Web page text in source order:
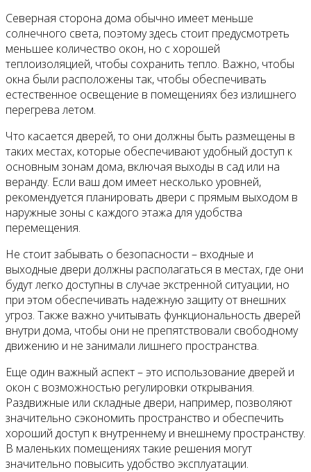
Северная сторона дома обычно имеет меньше
солнечного света, поэтому здесь стоит предусмотреть
меньшее количество окон, но с хорошей
теплоизоляцией, чтобы сохранить тепло. Важно, чтобы
окна были расположены так, чтобы обеспечивать
естественное освещение в помещениях без излишнего
перегрева летом.
Что касается дверей, то они должны быть размещены в
таких местах, которые обеспечивают удобный доступ к
основным зонам дома, включая выходы в сад или на
веранду. Если ваш дом имеет несколько уровней,
рекомендуется планировать двери с прямым выходом в
наружные зоны с каждого этажа для удобства
перемещения.
Не стоит забывать о безопасности – входные и
выходные двери должны располагаться в местах, где они
будут легко доступны в случае экстренной ситуации, но
при этом обеспечивать надежную защиту от внешних
угроз. Также важно учитывать функциональность дверей
внутри дома, чтобы они не препятствовали свободному
движению и не занимали лишнего пространства.
Еще один важный аспект – это использование дверей и
окон с возможностью регулировки открывания.
Раздвижные или складные двери, например, позволяют
значительно сэкономить пространство и обеспечить
хороший доступ к внутреннему и внешнему пространству.
В маленьких помещениях такие решения могут
значительно повысить удобство эксплуатации.